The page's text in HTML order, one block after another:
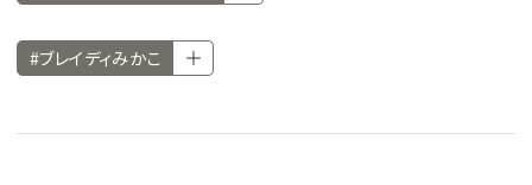
#ブレイディみかこ